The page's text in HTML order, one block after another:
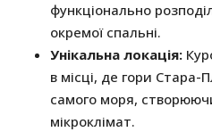
функціонально
окремої спальні.
Унікальна локація:
в місці, де гори Стара-
самого моря,
мікроклімат.